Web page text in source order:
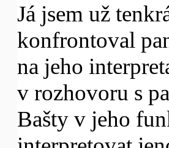
Já jsem už
konfrontoval
na jeho
v rozhovoru s
Bašty v jeho